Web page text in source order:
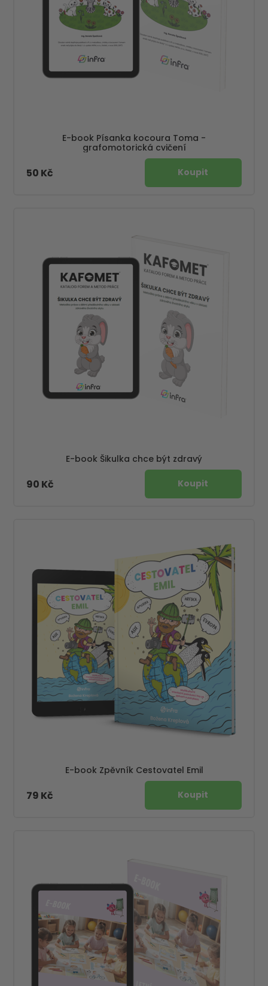
E-book Písanka kocoura Toma -
grafomotorická cvičení
50 Kč
E-book Šikulka chce být zdravý
90 Kč
E-book Zpěvník Cestovatel Emil
79 Kč